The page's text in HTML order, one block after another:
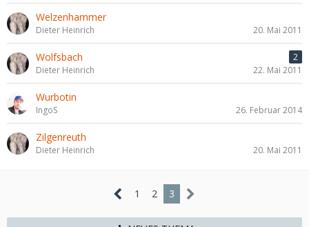
Welzenhammer
Dieter Heinrich 20. Mai 2011
Wolfsbach
2
Dieter Heinrich
22. Mai 2011
Wurbotin
IngoS 26. Februar 2014
Zilgenreuth
Dieter Heinrich 20. Mai 2011
1 2 3